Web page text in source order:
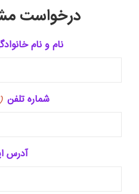
درخواست
نام و نام
شماره تلفن
آدرس